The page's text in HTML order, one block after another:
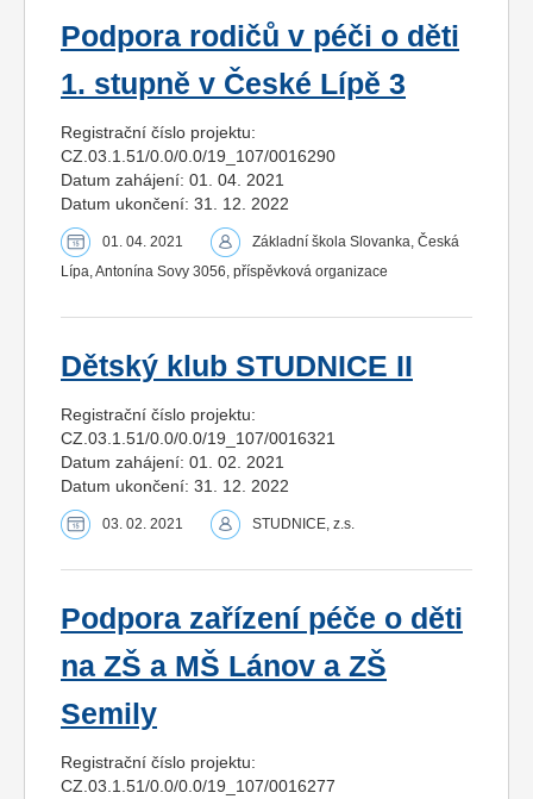
Podpora rodičů v péči o děti
1. stupně v České Lípě 3
Registrační číslo projektu:
CZ.03.1.51/0.0/0.0/19_107/0016290
Datum zahájení: 01. 04. 2021
Datum ukončení: 31. 12. 2022
01. 04. 2021
Základní škola Slovanka, Česká
Lípa, Antonína Sovy 3056, příspěvková organizace
Dětský klub STUDNICE II
Registrační číslo projektu:
CZ.03.1.51/0.0/0.0/19_107/0016321
Datum zahájení: 01. 02. 2021
Datum ukončení: 31. 12. 2022
03. 02. 2021 STUDNICE, z.s.
Podpora zařízení péče o děti
na ZŠ a MŠ Lánov a ZŠ
Semily
Registrační číslo projektu:
CZ.03.1.51/0.0/0.0/19_107/0016277